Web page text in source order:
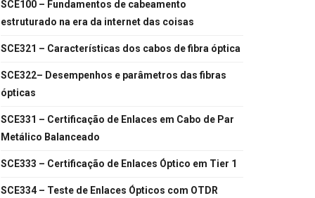
SCE100 – Fundamentos de cabeamento
estruturado na era da internet das coisas
SCE321 – Características dos cabos de fibra óptica
SCE322– Desempenhos e parâmetros das fibras
ópticas
SCE331 – Certificação de Enlaces em Cabo de Par
Metálico Balanceado
SCE333 – Certificação de Enlaces Óptico em Tier 1
SCE334 – Teste de Enlaces Ópticos com OTDR